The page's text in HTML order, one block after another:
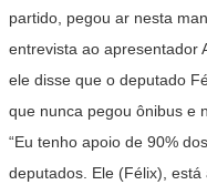
partido, pegou ar nesta
entrevista ao apresentador
ele disse que o deputado
que nunca pegou ônibus e
“Eu tenho apoio de 90%
deputados. Ele (Félix),